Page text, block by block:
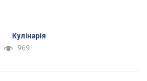
Кулінарія
969